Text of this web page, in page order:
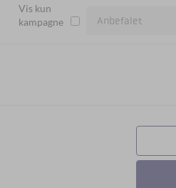
Vis kun
kampagne